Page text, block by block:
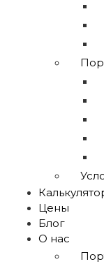
Цены
Блог
О нас